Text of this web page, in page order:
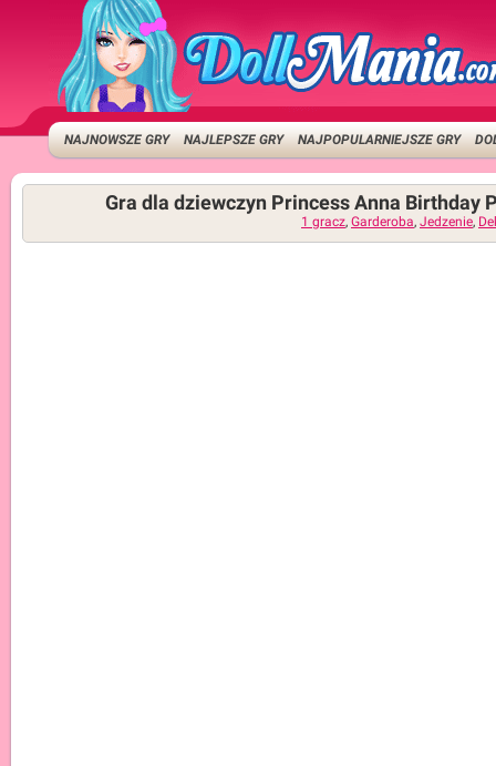
NAJNOWSZE GRY NAJLEPSZE GRY NAJPOPULARNIEJSZE GRY
Gra dla dziewczyn Princess Anna Birthday
1 gracz, Garderoba, Jedzenie,